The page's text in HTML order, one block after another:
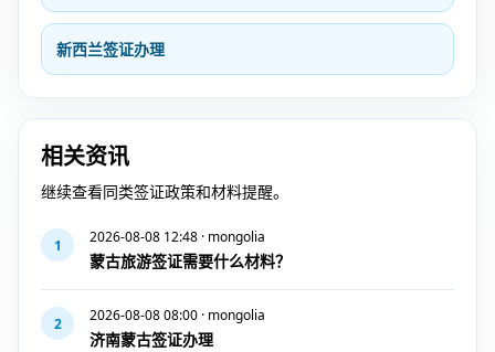
新西兰签证办理
相关资讯
继续查看同类签证政策和材料提醒。
1 2026-08-08 12:48 · mongolia
蒙古旅游签证需要什么材料？
2 2026-08-08 08:00 · mongolia
济南蒙古签证办理